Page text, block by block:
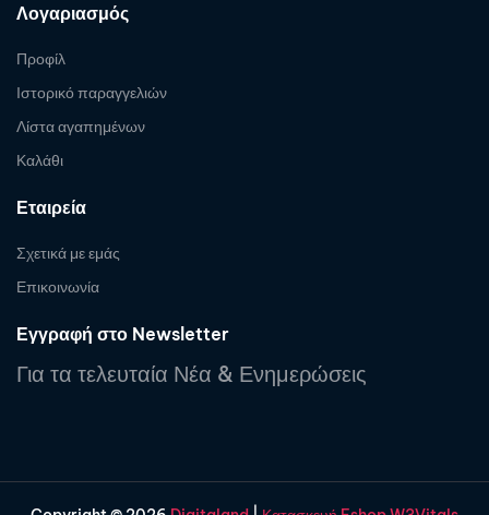
Λογαριασμός
Προφίλ
Ιστορικό παραγγελιών
Λίστα αγαπημένων
Καλάθι
Εταιρεία
Σχετικά με εμάς
Επικοινωνία
Εγγραφή στο Newsletter
Για τα τελευταία Νέα & Ενημερώσεις